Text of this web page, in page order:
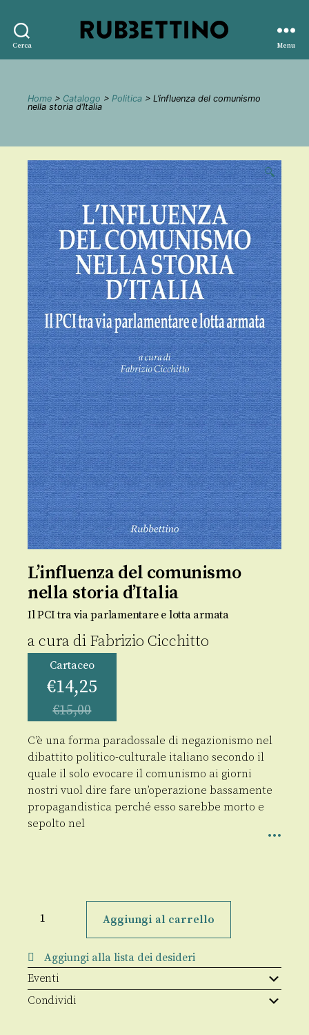
Cerca
editore
Menu
Home > Catalogo > Politica > L’influenza del comunismo
nella storia d’Italia
🔍
L’influenza del comunismo
nella storia d’Italia
Il PCI tra via parlamentare e lotta armata
a cura di Fabrizio Cicchitto
Cartaceo
€14,25
€15,00
C’è una forma paradossale di negazionismo nel
dibattito politico-culturale italiano secondo il
quale il solo evocare il comunismo ai giorni
nostri vuol dire fare un’operazione bassamente
propagandistica perché esso sarebbe morto e
sepolto nel
del
storia
d'Italia
quantità
Aggiungi al carrello
Aggiungi alla lista dei desideri
Eventi
Condividi